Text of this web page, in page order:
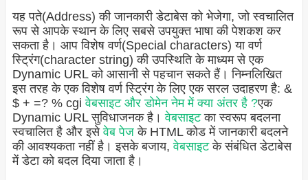
यह पते(Address) की जानकारी डेटाबेस को भेजेगा, जो स्वचालित
रूप से आपके स्थान के लिए सबसे उपयुक्त भाषा की पेशकश कर
सकता है। आप विशेष वर्ण(Special characters) या वर्ण
स्ट्रिंग(character string) की उपस्थिति के माध्यम से एक
Dynamic URL को आसानी से पहचान सकते हैं। निम्नलिखित
इस तरह के एक विशेष वर्ण स्ट्रिंग के लिए एक सरल उदाहरण है: &
$ + =? % cgiवेबसाइट और डोमेन नेम में क्या अंतर है ?एक
Dynamic URL सुविधाजनक है।वेबसाइटका स्वरूप बदलना
स्वचालित है और इसेवेब पेजके HTML कोड में जानकारी बदलने
की आवश्यकता नहीं है। इसके बजाय,वेबसाइटके संबंधित डेटाबेस
में डेटा को बदल दिया जाता है।